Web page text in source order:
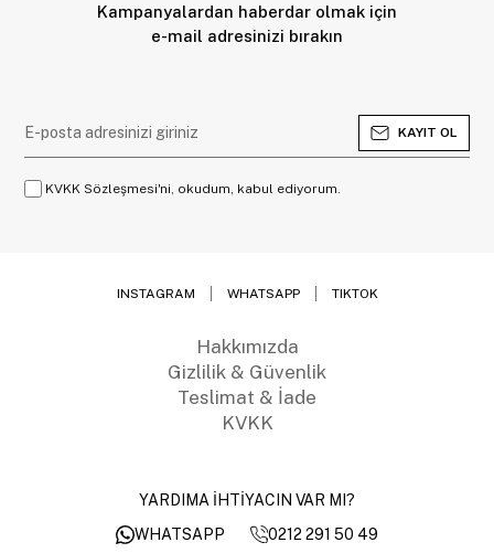
Kampanyalardan haberdar olmak için
e-mail adresinizi bırakın
KAYIT OL
KVKK Sözleşmesi'ni, okudum, kabul ediyorum.
INSTAGRAM WHATSAPP TIKTOK
Hakkımızda
Gizlilik & Güvenlik
Teslimat & İade
KVKK
YARDIMA İHTİYACIN VAR MI?
WHATSAPP
0212 291 50 49